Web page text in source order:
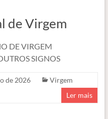
de Virgem
DE VIRGEM
SIGNOS
de 2026
Virgem
Ler mais